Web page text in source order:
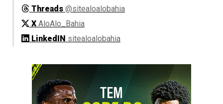
Threads @sitealoalobahia
X AloAlo_Bahia
LinkedIN sitealoalobahia